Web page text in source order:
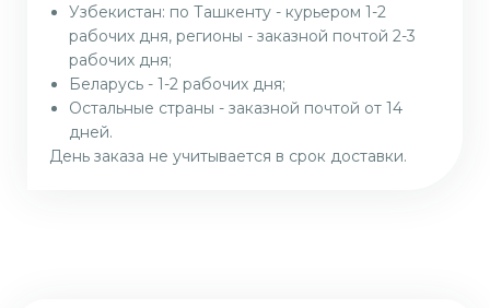
Узбекистан: по Ташкенту - курьером 1-2
рабочих дня, регионы - заказной почтой 2-3
рабочих дня;
Беларусь - 1-2 рабочих дня;
Остальные страны - заказной почтой от 14
дней.
День заказа не учитывается в срок доставки.